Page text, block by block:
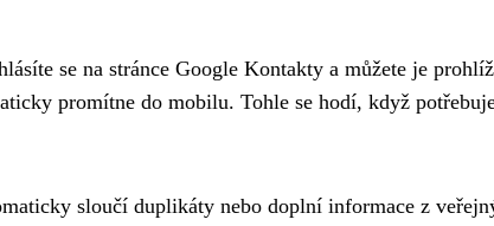
se na stránce Google Kontakty a můžete je
promítne do mobilu. Tohle se hodí, když
sloučí duplikáty nebo doplní informace z